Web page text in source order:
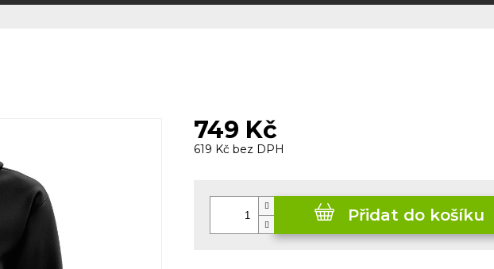
749 Kč
619 Kč bez DPH
Přidat do košíku